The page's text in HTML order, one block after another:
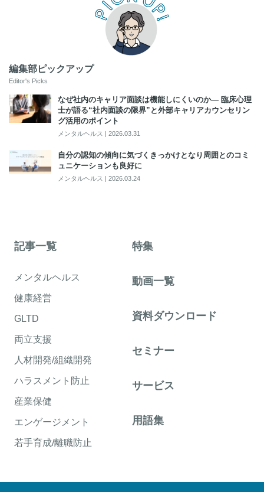
編集部ピックアップ
Editor's Picks
なぜ社内のキャリア面談は機能しにくいのか― 臨床心理
士が語る“社内面談の限界”と外部キャリアカウンセリン
グ活用のポイント
メンタルヘルス | 2026.03.31
自分の認知の傾向に気づくきっかけとなり周囲とのコミ
ュニケーションも良好に
メンタルヘルス | 2026.03.24
記事一覧
メンタルヘルス
健康経営
GLTD
両立支援
人材開発/組織開発
ハラスメント防止
産業保健
エンゲージメント
若手育成/離職防止
特集
動画一覧
資料ダウンロード
セミナー
サービス
用語集